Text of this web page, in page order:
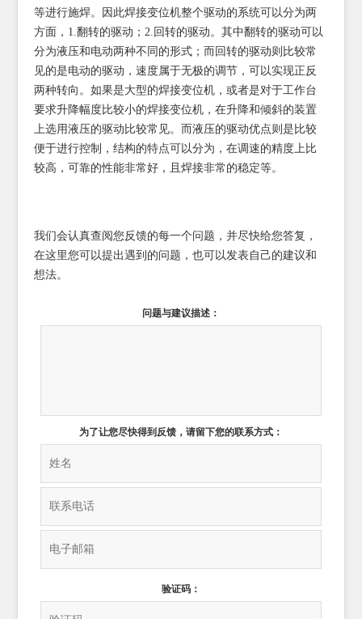
等进行施焊。因此焊接变位机整个驱动的系统可以分为两
方面，1.翻转的驱动；2.回转的驱动。其中翻转的驱动可以
分为液压和电动两种不同的形式；而回转的驱动则比较常
见的是电动的驱动，速度属于无极的调节，可以实现正反
两种转向。如果是大型的焊接变位机，或者是对于工作台
要求升降幅度比较小的焊接变位机，在升降和倾斜的装置
上选用液压的驱动比较常见。而液压的驱动优点则是比较
便于进行控制，结构的特点可以分为，在调速的精度上比
较高，可靠的性能非常好，且焊接非常的稳定等。
我们会认真查阅您反馈的每一个问题，并尽快给您答复，
在这里您可以提出遇到的问题，也可以发表自己的建议和
想法。
问题与建议描述：
为了让您尽快得到反馈，请留下您的联系方式：
验证码：